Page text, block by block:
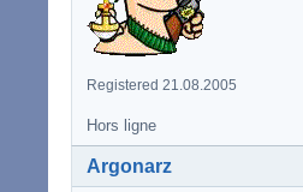
Registered 21.08.2005
Hors ligne
Argonarz